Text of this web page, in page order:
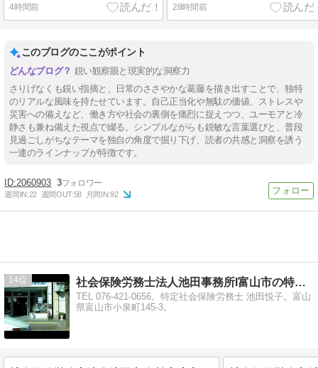
4時間前 28時間前
このブログのここがポイント
鋭い観察眼と現実的な洞察力
さりげなくも鋭い指摘と、日常のささやかな葛藤を描き出すことで、独特
のリアルな風味を持たせています。自己正当化や無駄の価値、ストレスや
災害への備えなど、働き方や社会の裏側を痛烈に捉えつつ、ユーモアと冷
静さも兼ね備えた視点で綴る。シンプルながらも鋭敏な言葉選びと、普段
見過ごしがちなテーマを独自の角度で掘り下げ、読者の共感と洞察を誘う
一連のラインナップが特徴です。
2060903 3
週間IN:22 週間OUT:58 月間IN:92
14 社会保険労務士法人池田事務所Ι富山市の特定社労士FC2
TEL 076-421-0656。特定社会保険労務士 池田悦子。富山
県富山市小泉町145-3。